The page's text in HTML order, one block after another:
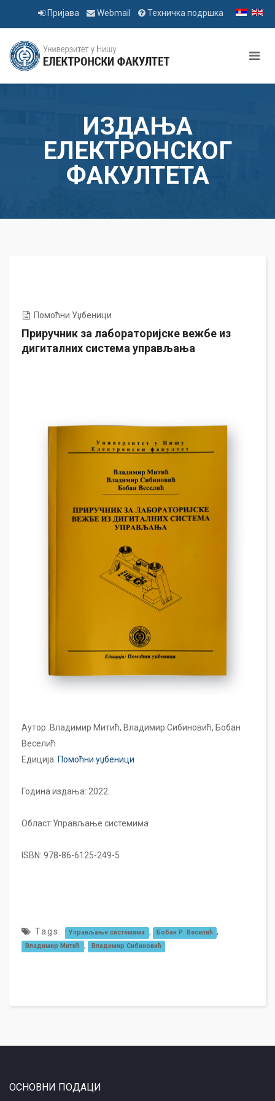
Пријава Webmail Техничка подршка
ИЗДАЊА
ЕЛЕКТРОНСКОГ
ФАКУЛТЕТА
Помоћни Уџбеници
Приручник за лабораторијске вежбе из
дигиталних система управљања
Аутор: Владимир Митић, Владимир Сибиновић, Бобан
Веселић
Едиција: Помоћни уџбеници
Година издања: 2022.
Област:Управљање системима
ISBN: 978-86-6125-249-5
Tags: Управљање системима , Бобан Р. Веселић ,
Владимир Митић , Владимир Сибиновић
ОСНОВНИ ПОДАЦИ